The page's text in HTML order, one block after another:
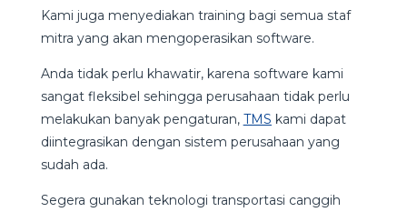
Kami juga menyediakan training bagi semua staf
mitra yang akan mengoperasikan software.
Anda tidak perlu khawatir, karena software kami
sangat fleksibel sehingga perusahaan tidak perlu
melakukan banyak pengaturan, TMS kami dapat
diintegrasikan dengan sistem perusahaan yang
sudah ada.
Segera gunakan teknologi transportasi canggih